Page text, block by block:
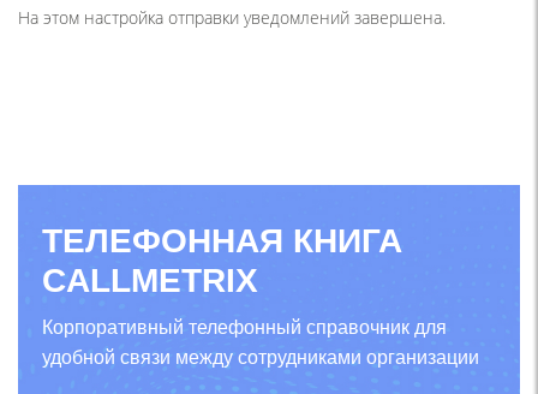
На этом настройка отправки уведомлений завершена.
ТЕЛЕФОННАЯ КНИГА
CALLMETRIX
Корпоративный телефонный справочник для
удобной связи между сотрудниками организации